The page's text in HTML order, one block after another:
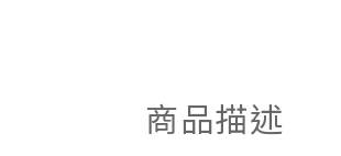
商品描述